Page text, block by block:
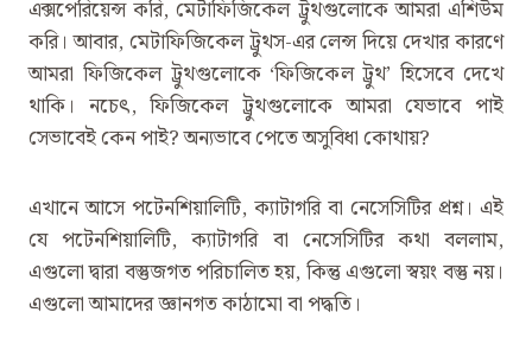
এক্সপেরিয়েন্স করি, মেটাফিজিকেল ট্রুথগুলোকে আমরা এশিউম
করি। আবার, মেটাফিজিকেল ট্রুথস-এর লেন্স দিয়ে দেখার কারণে
আমরা ফিজিকেল ট্রুথগুলোকে ‘ফিজিকেল ট্রুথ’ হিসেবে দেখে
থাকি। নচেৎ, ফিজিকেল ট্রুথগুলোকে আমরা যেভাবে পাই
সেভাবেই কেন পাই? অন্যভাবে পেতে অসুবিধা কোথায়?
এখানে আসে পটেনশিয়ালিটি, ক্যাটাগরি বা নেসেসিটির প্রশ্ন। এই
যে পটেনশিয়ালিটি, ক্যাটাগরি বা নেসেসিটির কথা বললাম,
এগুলো দ্বারা বস্তুজগত পরিচালিত হয়, কিন্তু এগুলো স্বয়ং বস্তু নয়।
এগুলো আমাদের জ্ঞানগত কাঠামো বা পদ্ধতি।